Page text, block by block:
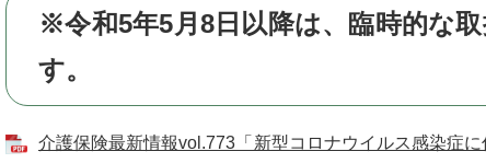
※令和5年5月8日以降は、臨時的な
す。
介護保険最新情報vol.773「新型コロナウイルス感染症